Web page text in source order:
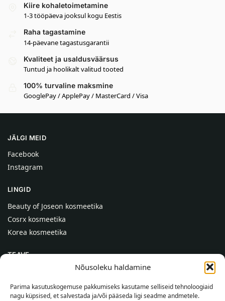
Nõusoleku haldamine
Parima kasutuskogemuse pakkumiseks kasutame selliseid tehnoloogiaid
nagu küpsised, et salvestada ja/või pääseda ligi seadme andmetele.
Kiire kohaletoimetamine
1-3 tööpäeva jooksul kogu Eestis
Raha tagastamine
14-päevane tagastusgarantii
Kvaliteet ja usaldusväärsus
Tuntud ja hoolikalt valitud tooted
100% turvaline maksmine
GooglePay / ApplePay / MasterCard / Visa
JÄLGI MEID
Facebook
Instagram
LINGID
Beauty of Joseon kosmeetika
Cosrx kosmeetika
Korea kosmeetika
TEAVE
Kontaktid
Abi